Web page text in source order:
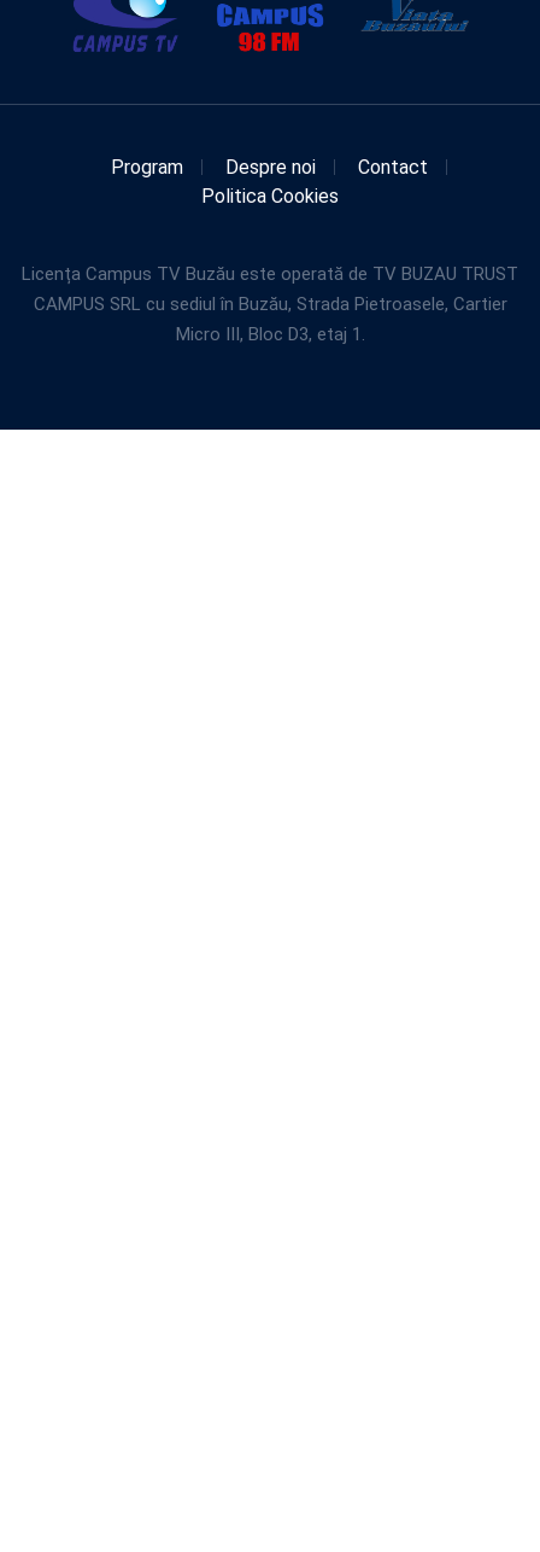
Program Despre noi
Contact
Politica Cookies
Licența Campus TV Buzău este operată de TV BUZAU TRUST
CAMPUS SRL cu sediul în Buzău, Strada Pietroasele, Cartier
Micro III, Bloc D3, etaj 1.